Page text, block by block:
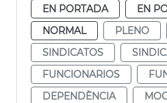
EN PORTADA
EN
NORMAL
PLENO
SINDICATOS
FUNCIONARIOS
DEPENDÈNCIA